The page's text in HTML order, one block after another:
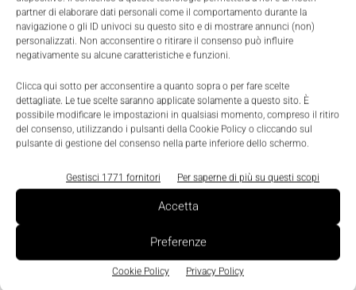
partner di elaborare dati personali come il comportamento durante la
navigazione o gli ID univoci su questo sito e di mostrare annunci (non)
personalizzati. Non acconsentire o ritirare il consenso può influire
negativamente su alcune caratteristiche e funzioni.
Clicca qui sotto per acconsentire a quanto sopra o per fare scelte
dettagliate. Le tue scelte saranno applicate solamente a questo sito. È
possibile modificare le impostazioni in qualsiasi momento, compreso il ritiro
del consenso, utilizzando i pulsanti della Cookie Policy o cliccando sul
pulsante di gestione del consenso nella parte inferiore dello schermo.
Gestisci 1771 fornitori Per saperne di più su questi scopi
Accetta
Preferenze
Cookie Policy Privacy Policy
potenza e affidabilità del mercato dei processi
industriali.